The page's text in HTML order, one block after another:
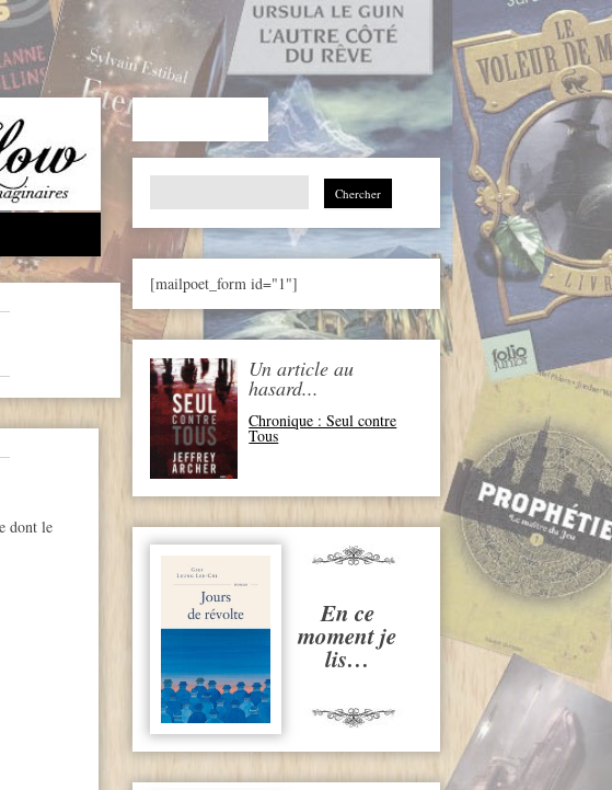
Search
[mailpoet_form id="1"]
Un article au
hasard...
Chronique : Seul contre
Tous
En ce
moment je
lis…
dont le